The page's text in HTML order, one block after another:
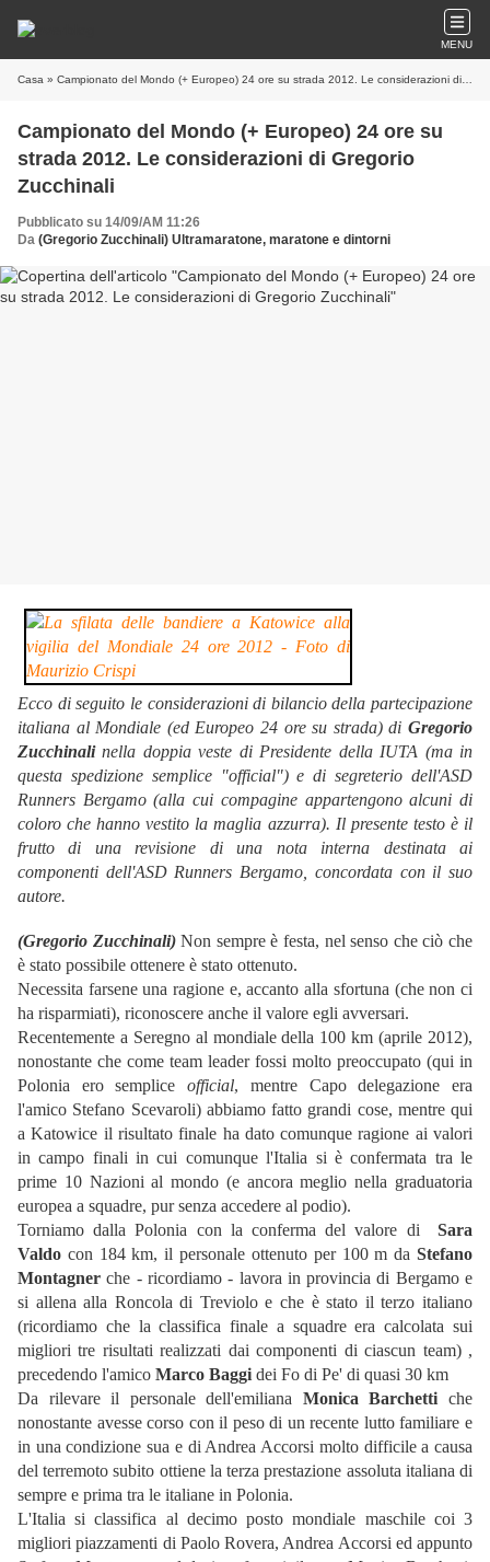
MENU
Casa » Campionato del Mondo (+ Europeo) 24 ore su strada 2012. Le considerazioni di Gregorio Zucchinali
Campionato del Mondo (+ Europeo) 24 ore su
strada 2012. Le considerazioni di Gregorio
Zucchinali
Pubblicato su 14/09/AM 11:26
Da (Gregorio Zucchinali) Ultramaratone, maratone e dintorni
Ecco di seguito le considerazioni di bilancio della partecipazione
italiana al Mondiale (ed Europeo 24 ore su strada) di Gregorio
Zucchinalinella doppia veste di Presidente della IUTA (ma in
questa spedizione semplice "official") e di segreterio dell'ASD
Runners Bergamo (alla cui compagine appartengono alcuni di
coloro che hanno vestito la maglia azzurra). Il presente testo è il
frutto di una revisione di una nota interna destinata ai
componenti dell'ASD Runners Bergamo, concordata con il suo
autore.
(Gregorio Zucchinali)Non sempre è festa, nel senso che ciò che
è stato possibile ottenere è stato ottenuto.
Necessita farsene una ragione e, accanto alla sfortuna (che non ci
ha risparmiati), riconoscere anche il valore egli avversari.
Recentemente a Seregno al mondiale della 100 km (aprile 2012),
nonostante che come team leader fossi molto preoccupato (qui in
Polonia ero sempliceofficial, mentre Capo delegazione era
l'amico Stefano Scevaroli) abbiamo fatto grandi cose, mentre qui
a Katowice il risultato finale ha dato comunque ragione ai valori
in campo finali in cui comunque l'Italia si è confermata tra le
prime 10 Nazioni al mondo (e ancora meglio nella graduatoria
europea a squadre, pur senza accedere al podio).
Torniamo dalla Polonia con la conferma del valore di Sara
Valdo con 184 km, il personale ottenuto per 100 m da Stefano
Montagner che - ricordiamo - lavora in provincia di Bergamo e
si allena alla Roncola di Treviolo e che è stato il terzo italiano
(ricordiamo che la classifica finale a squadre era calcolata sui
migliori tre risultati realizzati dai componenti di ciascun team) ,
precedendo l'amico Marco Baggi dei Fo di Pe' di quasi 30 km
Da rilevare il personale dell'emiliana Monica Barchetti che
nonostante avesse corso con il peso di un recente lutto familiare e
in una condizione sua e di Andrea Accorsi molto difficile a causa
del terremoto subito ottiene la terza prestazione assoluta italiana di
sempre e prima tra le italiane in Polonia.
L'Italia si classifica al decimo posto mondiale maschile coi 3
migliori piazzamenti di Paolo Rovera, Andrea Accorsi ed appunto